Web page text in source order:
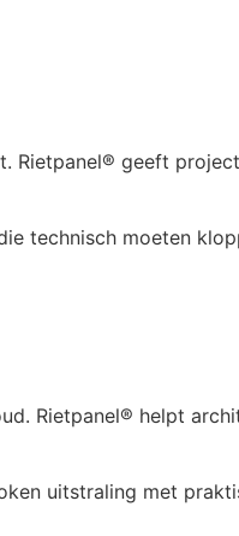
Rietpanel® geeft
technisch moeten
Rietpanel® helpt
uitstraling met